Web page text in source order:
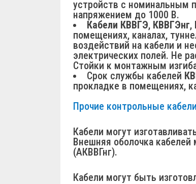
устройств с номинальным
напряжением до 1000 В.
Кабели КВВГЭ, КВВГЭнг,
помещениях, каналах,
воздействий на кабели и
электрических полей. Не
Стойки к монтажным
Срок службы кабелей
прокладке в помещениях,
Прочие контрольные
Кабели могут
Внешняя оболочка
(АКВВГнг).
Кабели могут быть